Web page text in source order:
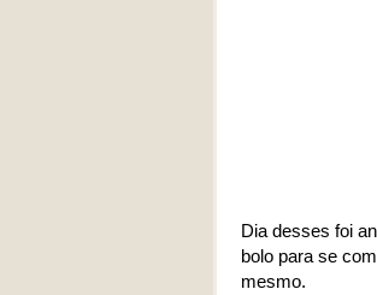
Dia desses foi
bolo para se
mesmo.